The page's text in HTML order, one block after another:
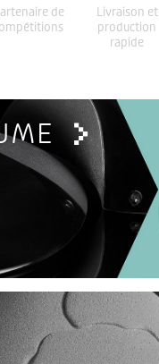
de
Livraison et
production
rapide